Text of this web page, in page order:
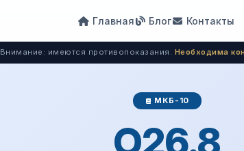
Главная Блог Контакты
Внимание: имеются противопоказания. Необходима
МКБ-10